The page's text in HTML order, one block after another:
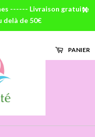
------ Livraison gratuite
delà de 50€
X
PANIER